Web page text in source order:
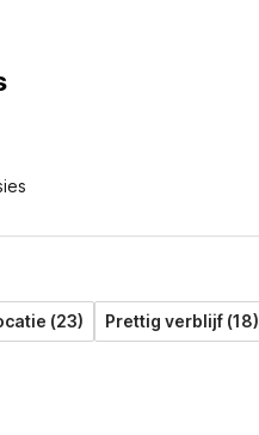
(23) Prettig verblijf (18)